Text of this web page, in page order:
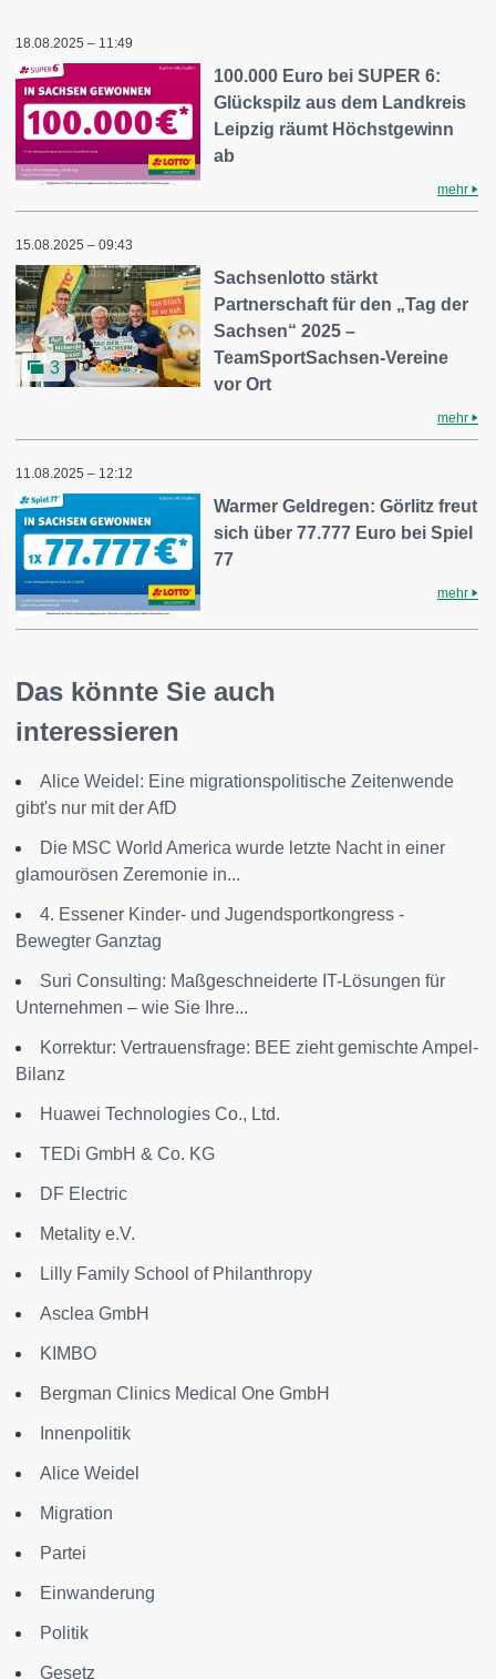
18.08.2025 – 11:49
100.000 Euro bei SUPER 6:
Glückspilz aus dem Landkreis
Leipzig räumt Höchstgewinn
ab
mehr
15.08.2025 – 09:43
3
Sachsenlotto stärkt
Partnerschaft für den „Tag der
Sachsen“ 2025 –
TeamSportSachsen-Vereine
vor Ort
mehr
11.08.2025 – 12:12
Warmer Geldregen: Görlitz freut
sich über 77.777 Euro bei Spiel
77
mehr
Das könnte Sie auch
interessieren
Alice Weidel: Eine migrationspolitische Zeitenwende
gibt's nur mit der AfD
Die MSC World America wurde letzte Nacht in einer
glamourösen Zeremonie in...
4. Essener Kinder- und Jugendsportkongress -
Bewegter Ganztag
Suri Consulting: Maßgeschneiderte IT-Lösungen für
Unternehmen – wie Sie Ihre...
Korrektur: Vertrauensfrage: BEE zieht gemischte Ampel-
Bilanz
Huawei Technologies Co., Ltd.
TEDi GmbH & Co. KG
DF Electric
Metality e.V.
Lilly Family School of Philanthropy
Asclea GmbH
KIMBO
Bergman Clinics Medical One GmbH
Innenpolitik
Alice Weidel
Migration
Partei
Einwanderung
Politik
Gesetz